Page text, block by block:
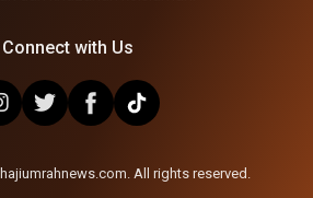
Connect with Us
All rights reserved.